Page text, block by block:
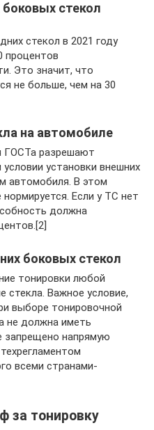
стекол
стекол в 2021 году
процентов
Это значит, что
не больше, чем на 30
на автомобиле
ГОСТа разрешают
установки внешних
автомобиля. В этом
Если у ТС нет
должна
боковых стекол
тонировки любой
стекла. Важное условие,
выборе тонировочной
не должна иметь
запрещено напрямую
всеми странами-
за тонировку